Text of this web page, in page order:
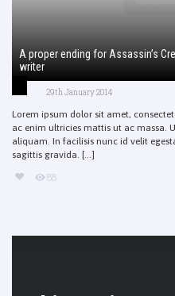
A proper ending for Assassin’s
writer
29th January 2014
Lorem ipsum dolor sit amet,
ac enim ultricies mattis ut ac massa.
aliquam. In facilisis nunc id velit
sagittis gravida. [...]
88